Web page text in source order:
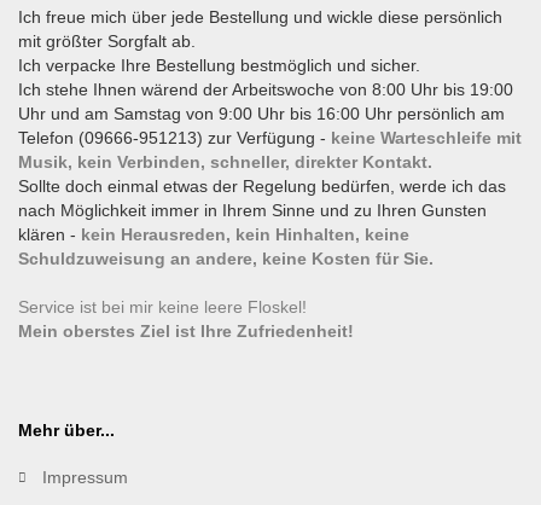
Ich freue mich über jede Bestellung und wickle diese persönlich
mit größter Sorgfalt ab.
Ich verpacke Ihre Bestellung bestmöglich und sicher.
Ich stehe Ihnen wärend der Arbeitswoche von 8:00 Uhr bis 19:00
Uhr und am Samstag von 9:00 Uhr bis 16:00 Uhr persönlich am
Telefon (09666-951213) zur Verfügung - keine Warteschleife mit
Musik, kein Verbinden, schneller, direkter Kontakt.
Sollte doch einmal etwas der Regelung bedürfen, werde ich das
nach Möglichkeit immer in Ihrem Sinne und zu Ihren Gunsten
klären - kein Herausreden, kein Hinhalten, keine
Schuldzuweisung an andere, keine Kosten für Sie.
Service ist bei mir keine leere Floskel!
Mein oberstes Ziel ist Ihre Zufriedenheit!
Mehr über...
Impressum